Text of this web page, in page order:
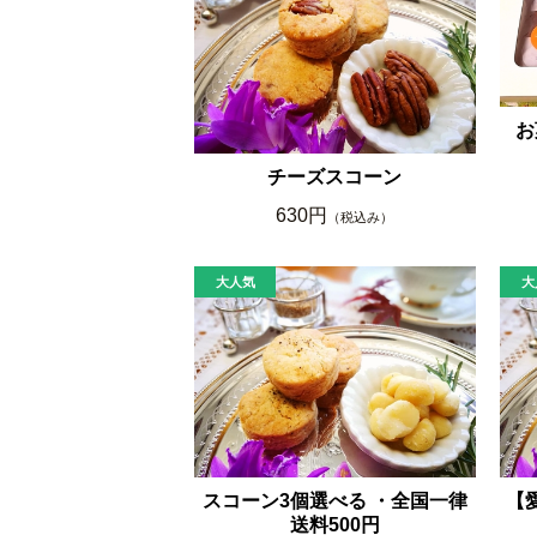
チーズスコーン
630円
（税込み）
スコーン3個選べる ・全国一律
送料500円